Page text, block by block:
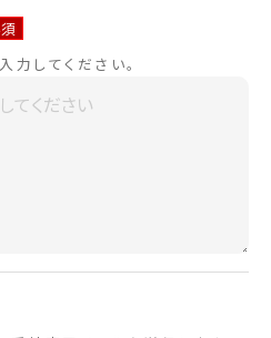
してください。